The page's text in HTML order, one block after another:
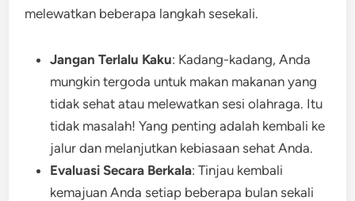
melewatkan beberapa langkah sesekali.
Jangan Terlalu Kaku: Kadang-kadang, Anda
mungkin tergoda untuk makan makanan yang
tidak sehat atau melewatkan sesi olahraga. Itu
tidak masalah! Yang penting adalah kembali ke
jalur dan melanjutkan kebiasaan sehat Anda.
Evaluasi Secara Berkala: Tinjau kembali
kemajuan Anda setiap beberapa bulan sekali